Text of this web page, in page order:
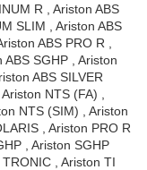
R , Ariston ABS
SLIM , Ariston ABS
ABS PRO R ,
SGHP , Ariston
ABS SILVER
NTS (FA) ,
NTS (SIM) , Ariston
, Ariston PRO R
, Ariston SGHP
, Ariston TI